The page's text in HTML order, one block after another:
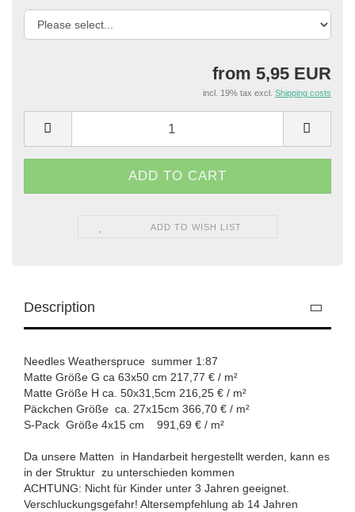
from 5,95 EUR
incl. 19% tax excl. Shipping costs
ADD TO WISH LIST
Description
Needles Weatherspruce summer 1:87
Matte Größe G ca 63x50 cm 217,77 € / m²
Matte Größe H ca. 50x31,5cm 216,25 € / m²
Päckchen Größe ca. 27x15cm 366,70 € / m²
S-Pack Größe 4x15 cm 991,69 € / m²
Da unsere Matten in Handarbeit hergestellt werden, kann es
in der Struktur zu unterschieden kommen
ACHTUNG: Nicht für Kinder unter 3 Jahren geeignet.
Verschluckungsgefahr! Altersempfehlung ab 14 Jahren